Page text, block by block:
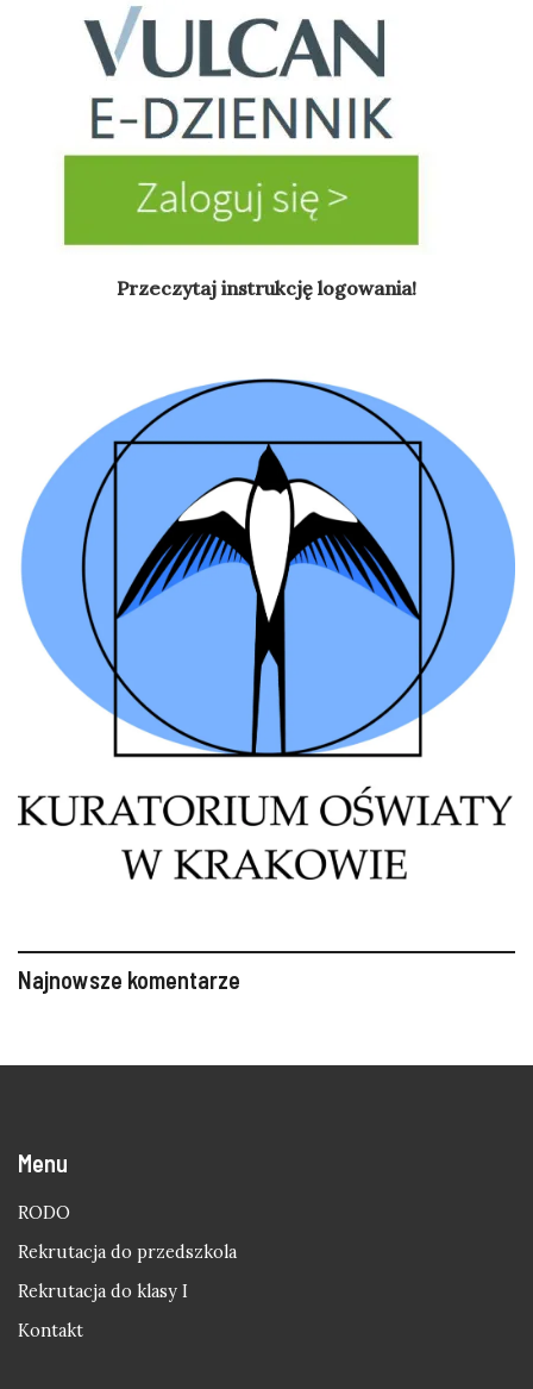
Przeczytaj instrukcję logowania!
Najnowsze komentarze
Menu
RODO
Rekrutacja do przedszkola
Rekrutacja do klasy I
Kontakt